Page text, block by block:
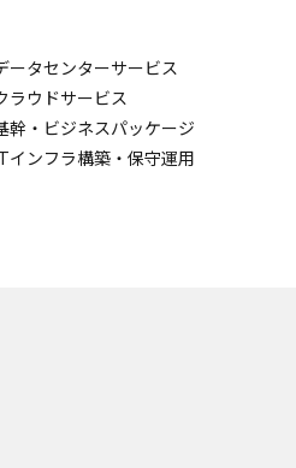
ータセンターサービス
ラウドサービス
幹・ビジネスパッケージ
インフラ構築・保守運用